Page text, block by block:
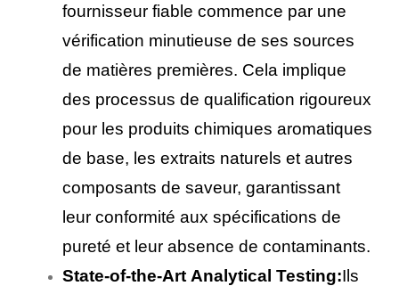
fournisseur fiable commence par une
vérification minutieuse de ses sources
de matières premières. Cela implique
des processus de qualification rigoureux
pour les produits chimiques aromatiques
de base, les extraits naturels et autres
composants de saveur, garantissant
leur conformité aux spécifications de
pureté et leur absence de contaminants.
State-of-the-Art Analytical Testing:Ils